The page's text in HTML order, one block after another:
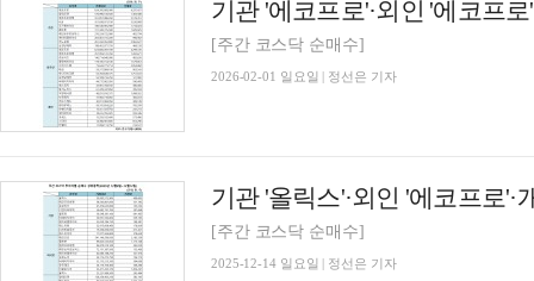
[주간 코스닥 순매수]
2026-02-01 일요일 | 정선은 기자
[주간 코스닥 순매수]
2025-12-14 일요일 | 정선은 기자